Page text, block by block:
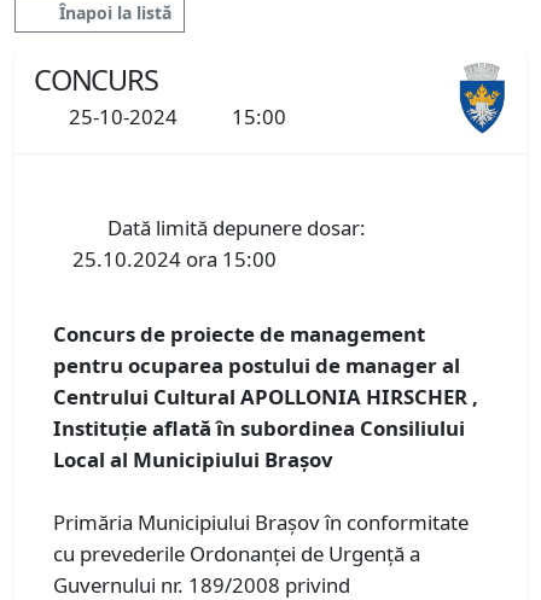
Înapoi la listă
CONCURS
25-10-2024 15:00
Dată limită depunere dosar:
25.10.2024 ora 15:00
Concurs de proiecte de management
pentru ocuparea postului de manager al
Centrului Cultural APOLLONIA HIRSCHER ,
Instituție aflată în subordinea Consiliului
Local al Municipiului Brașov
Primăria Municipiului Braşov în conformitate
cu prevederile Ordonanţei de Urgenţă a
Guvernului nr. 189/2008 privind